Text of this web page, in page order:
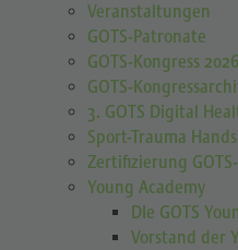
Veranstaltungen
GOTS-Patronate
GOTS-Kongress 2026
GOTS-
3. GOTS Digital
Sport-Trauma
Zertifizierung
Young Academy
DIe GOTS
Vorstand der